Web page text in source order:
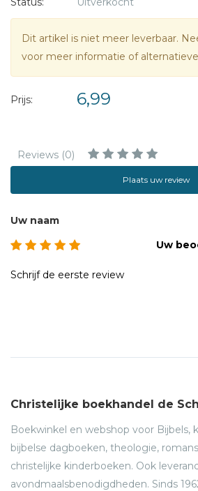
Duitsland. Ze won meerdere prijzen
in vele talen vertaald.
De kleurrijke illustraties vanRegina
ongelooflijke diversiteit van de natuur
Dit artikel is niet meer leverbaar.
voor meer informatie of
Prijs: 6,99
Reviews (0)
Plaats uw review
Uw naam
Uw
Schrijf de eerste review
Christelijke boekhandel de
Boekwinkel en webshop voor Bijbels,
bijbelse dagboeken, theologie,
christelijke kinderboeken. Ook
avondmaalsbenodigdheden. Sinds